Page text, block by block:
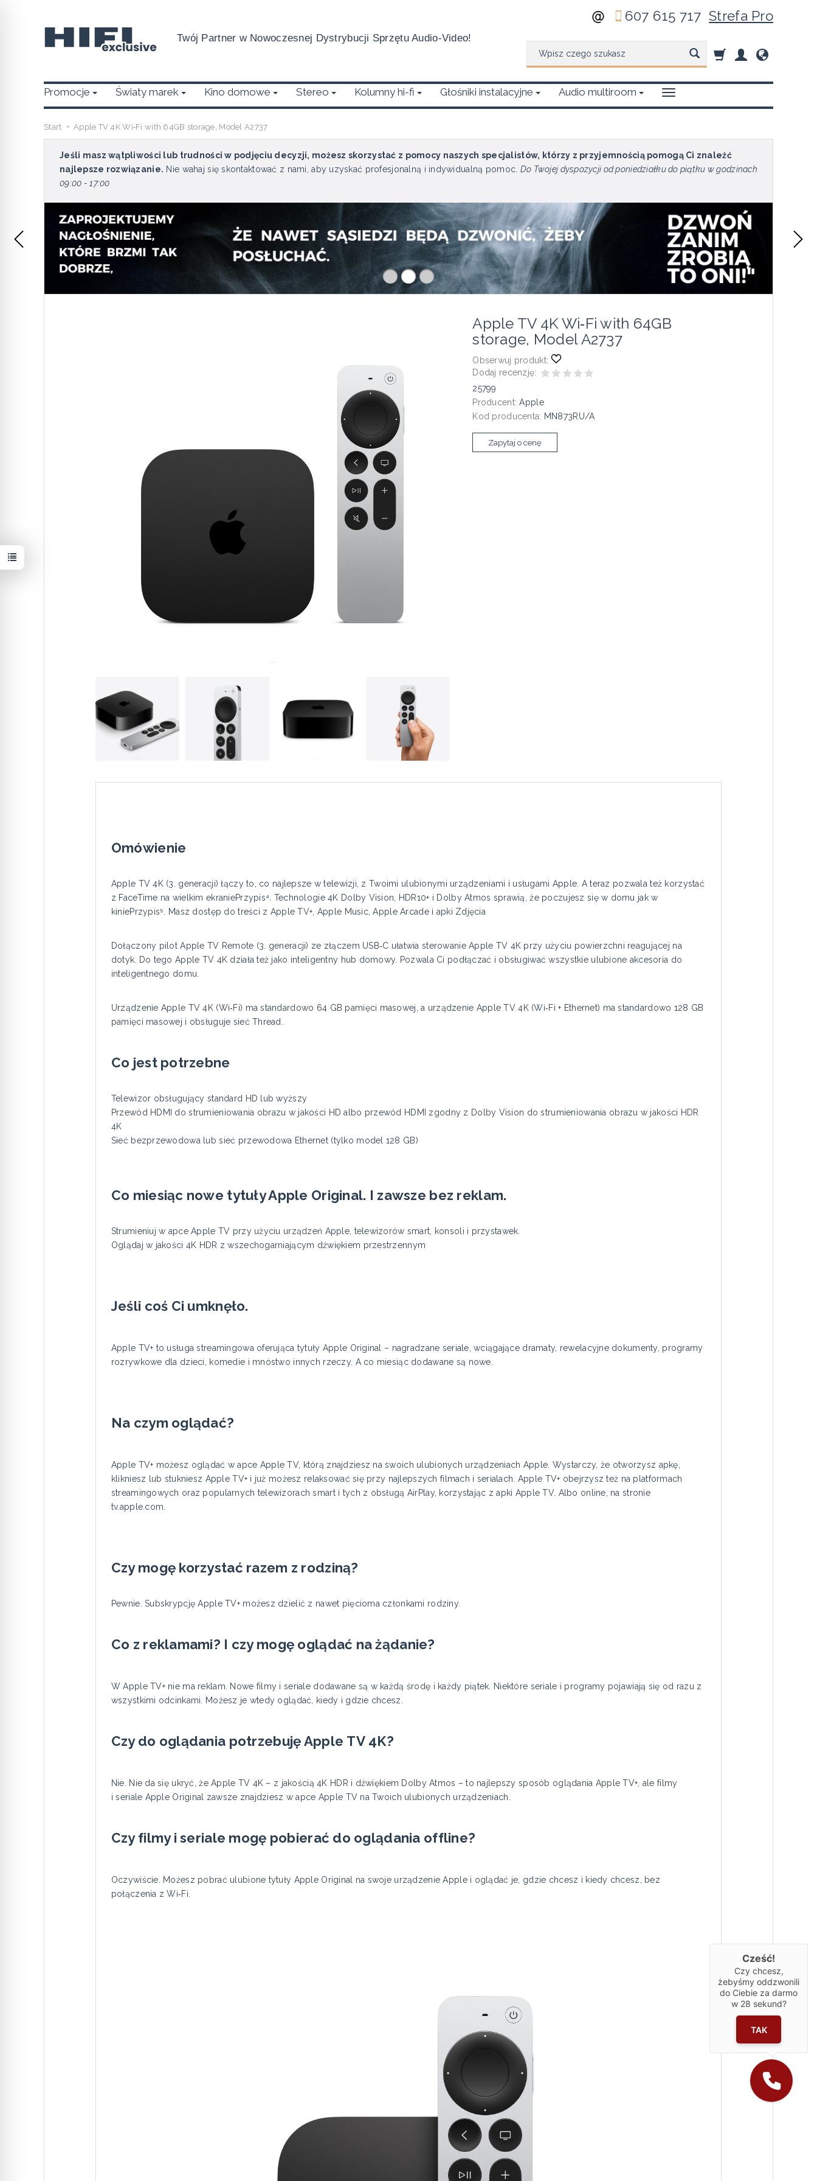
Twój Partner w Nowoczesnej Dystrybucji Sprzętu Audio-Video!
607 615 717Strefa Pro
Promocje Światy marek Kino domowe Stereo Kolumny hi-fi Głośniki instalacyjne Audio multiroom
Start Apple TV 4K Wi‑Fi with 64GB storage, Model A2737
Jeśli masz wątpliwości lub trudności w podjęciu decyzji, możesz skorzystać z pomocy naszych specjalistów, którzy z przyjemnością pomogą Ci znaleźć
najlepsze rozwiązanie. Nie wahaj się skontaktować z nami, aby uzyskać profesjonalną i indywidualną pomoc. Do Twojej dyspozycji od poniedziałku do piątku w godzinach
09:00 - 17:00
Apple TV 4K Wi‑Fi with 64GB
storage, Model A2737
Obserwuj produkt:
Dodaj recenzję:
25799
Producent: Apple
Kod producenta: MN873RU/A
Zapytaj o cenę
Omówienie
Apple TV 4K (3. generacji) łączy to, co najlepsze w telewizji, z Twoimi ulubionymi urządzeniami i usługami Apple. A teraz pozwala też korzystać
z FaceTime na wielkim ekraniePrzypis⁴. Technologie 4K Dolby Vision, HDR10+ i Dolby Atmos sprawią, że poczujesz się w domu jak w
kiniePrzypis⁵. Masz dostęp do treści z Apple TV+, Apple Music, Apple Arcade i apki Zdjęcia
Dołączony pilot Apple TV Remote (3. generacji) ze złączem USB‑C ułatwia sterowanie Apple TV 4K przy użyciu powierzchni reagującej na
dotyk. Do tego Apple TV 4K działa też jako inteligentny hub domowy. Pozwala Ci podłączać i obsługiwać wszystkie ulubione akcesoria do
inteligentnego domu.
Urządzenie Apple TV 4K (Wi‑Fi) ma standardowo 64 GB pamięci masowej, a urządzenie Apple TV 4K (Wi‑Fi + Ethernet) ma standardowo 128 GB
pamięci masowej i obsługuje sieć Thread.
Co jest potrzebne
Telewizor obsługujący standard HD lub wyższy
Przewód HDMI do strumieniowania obrazu w jakości HD albo przewód HDMI zgodny z Dolby Vision do strumieniowania obrazu w jakości HDR
4K
Sieć bezprzewodowa lub sieć przewodowa Ethernet (tylko model 128 GB)
Co miesiąc nowe tytuły Apple Original. I zawsze bez reklam.
Strumieniuj w apce Apple TV przy użyciu urządzeń Apple, telewizorów smart, konsoli i przystawek.
Oglądaj w jakości 4K HDR z wszechogarniającym dźwiękiem przestrzennym
Jeśli coś Ci umknęło.
Apple TV+ to usługa streamingowa oferująca tytuły Apple Original – nagradzane seriale, wciągające dramaty, rewelacyjne dokumenty, programy
rozrywkowe dla dzieci, komedie i mnóstwo innych rzeczy. A co miesiąc dodawane są nowe.
Na czym oglądać?
Apple TV+ możesz oglądać w apce Apple TV, którą znajdziesz na swoich ulubionych urządzeniach Apple. Wystarczy, że otworzysz apkę,
klikniesz lub stukniesz Apple TV+ i już możesz relaksować się przy najlepszych filmach i serialach. Apple TV+ obejrzysz też na platformach
streamingowych oraz popularnych telewizorach smart i tych z obsługą AirPlay, korzystając z apki Apple TV. Albo online, na stronie
tv.apple.com.
Czy mogę korzystać razem z rodziną?
Pewnie. Subskrypcję Apple TV+ możesz dzielić z nawet pięcioma członkami rodziny.
Co z reklamami? I czy mogę oglądać na żądanie?
W Apple TV+ nie ma reklam. Nowe filmy i seriale dodawane są w każdą środę i każdy piątek. Niektóre seriale i programy pojawiają się od razu z
wszystkimi odcinkami. Możesz je wtedy oglądać, kiedy i gdzie chcesz.
Czy do oglądania potrzebuję Apple TV 4K?
Nie. Nie da się ukryć, że Apple TV 4K – z jakością 4K HDR i dźwiękiem Dolby Atmos – to najlepszy sposób oglądania Apple TV+, ale filmy
i seriale Apple Original zawsze znajdziesz w apce Apple TV na Twoich ulubionych urządzeniach.
Czy filmy i seriale mogę pobierać do oglądania offline?
Oczywiście. Możesz pobrać ulubione tytuły Apple Original na swoje urządzenie Apple i oglądać je, gdzie chcesz i kiedy chcesz, bez
połączenia z Wi‑Fi.
Cześć!
Czy chcesz,
żebyśmy oddzwonili
do Ciebie za darmo
w 28 sekund?
TAK